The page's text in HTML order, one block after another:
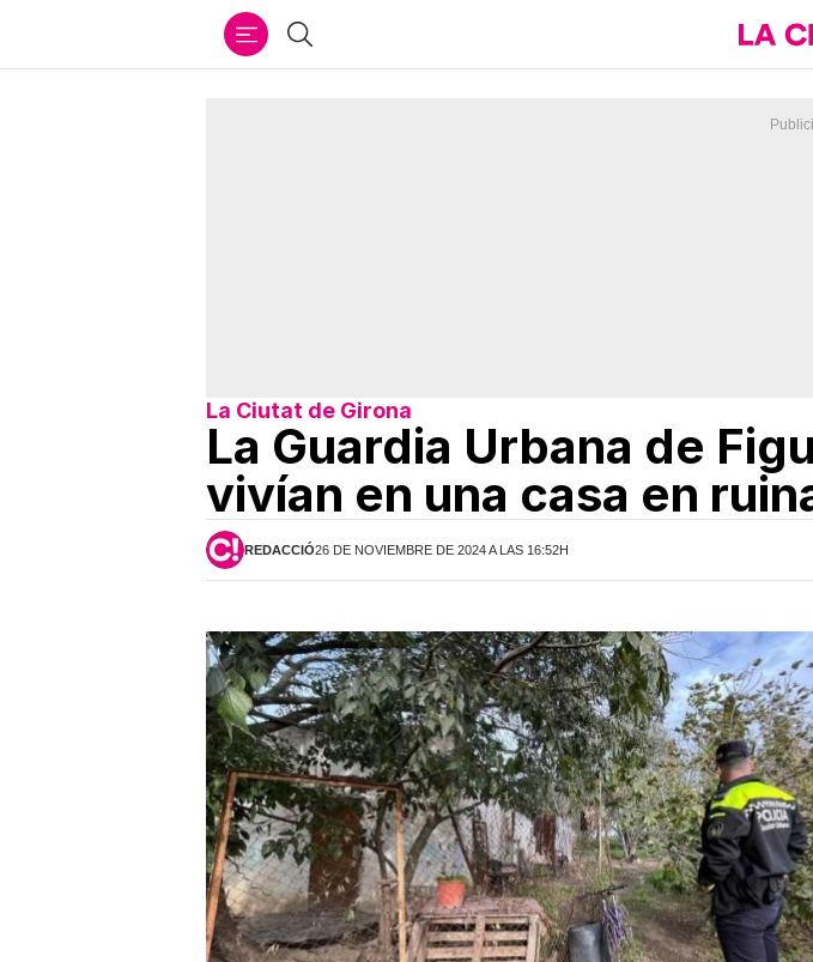
Buscar
La Ciutat de Girona
La Guardia Urbana de
vivían en una casa en
REDACCIÓ26 DE NOVIEMBRE DE 2024 A LAS 16:52H